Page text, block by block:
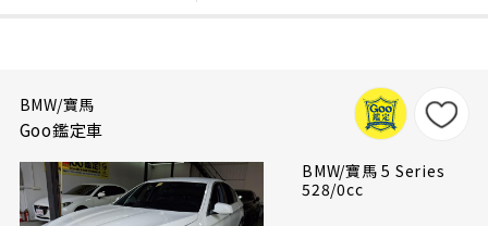
BMW/寶馬
Goo鑑定車
BMW/寶馬 5 Series
528/0cc